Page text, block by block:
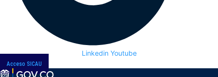
Linkedin Youtube
Acceso SICAU